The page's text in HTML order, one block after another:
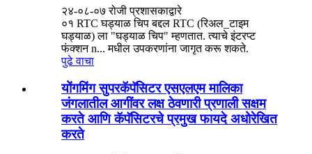
२४-०८-०७ रोजी प्रशासकाद्वारे
०१ RTC घड्याळ चिप बद्दल RTC (रिअल_टाइम
घड्याळ) ला "घड्याळ चिप" म्हणतात. त्याचे इंटरप्ट
फंक्शन n... मधील उपकरणांना जागृत करू शकते.
पुढे वाचा
योंगमिंग सुपरकॅपॅसिटर एसएलएम मालिका
जंगलातील आगींवर लक्ष ठेवणारी प्रणाली सक्षम
करते आणि कॅपॅसिटरचे प्रमुख फायदे अधोरेखित
करते